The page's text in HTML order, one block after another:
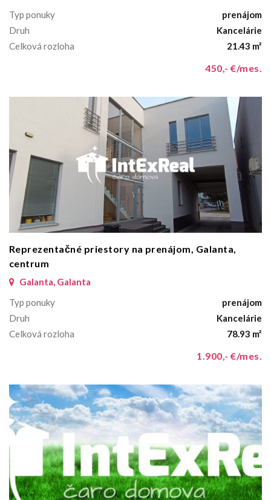
Typ ponuky
prenájom
Druh
Kancelárie
Celková rozloha
21.43 m²
450,- €/mes.
Reprezentačné priestory na prenájom, Galanta,
centrum
Galanta, Galanta
Typ ponuky
prenájom
Druh
Kancelárie
Celková rozloha
78.93 m²
1.900,- €/mes.